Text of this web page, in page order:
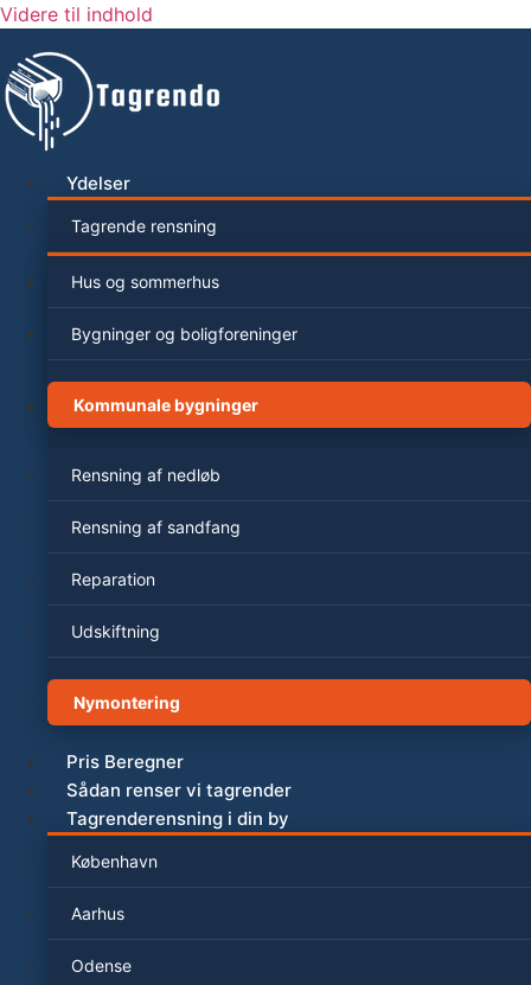
Videre til indhold
Ydelser
Tagrende rensning
Hus og sommerhus
Bygninger og boligforeninger
Kommunale bygninger
Rensning af nedløb
Rensning af sandfang
Reparation
Udskiftning
Nymontering
Pris Beregner
Sådan renser vi tagrender
Tagrenderensning i din by
København
Aarhus
Odense